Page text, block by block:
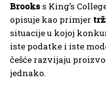
Brooks s King’s
opisuje kao primjer
situacije u kojoj
iste podatke i iste
češće razvijaju
jednako.